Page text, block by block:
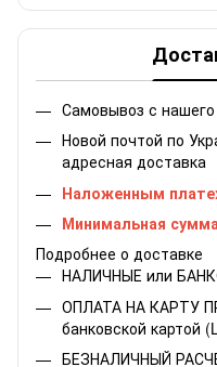
Самовывоз с
Новой почтой по
адресная доставка
Наложенным
Минимальная
Подробнее о доставке
НАЛИЧНЫЕ или
ОПЛАТА НА КАРТУ
банковской картой
БЕЗНАЛИЧНЫЙ